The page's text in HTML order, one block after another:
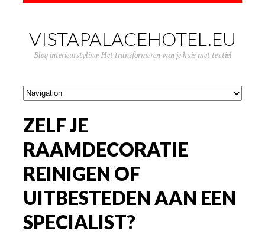
VISTAPALACEHOTEL.EU
Blog interieurstyling: Het transformeren van je huis met textiel
ZELF JE
RAAMDECORATIE
REINIGEN OF
UITBESTEDEN AAN EEN
SPECIALIST?